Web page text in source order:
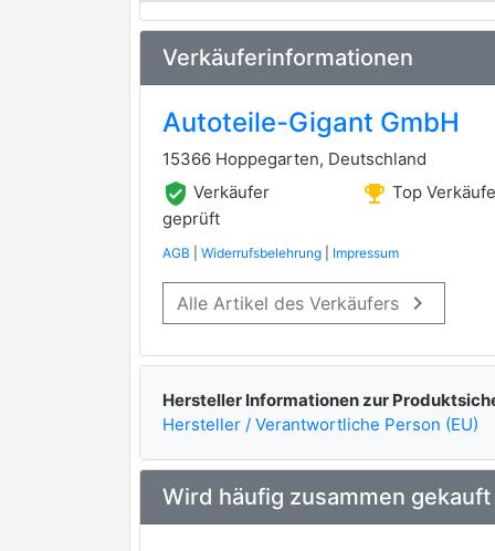
Verkäuferinformationen
Autoteile-Gigant GmbH
15366 Hoppegarten, Deutschland
verified_user Verkäufer
geprüft
emoji_events Top
AGB Widerrufsbelehrung Impressum
Alle Artikel des Verkäufers keyboard_arrow_right
Hersteller Informationen zur
Hersteller / Verantwortliche Person (EU)
Wird häufig zusammen gekauft